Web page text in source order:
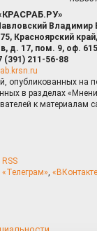
Владимир
Красноярский
д. 17, пом. 9, оф.
(391) 211-56-88
опубликованных на
в разделах
к материалам
RSS
«Телеграм»,